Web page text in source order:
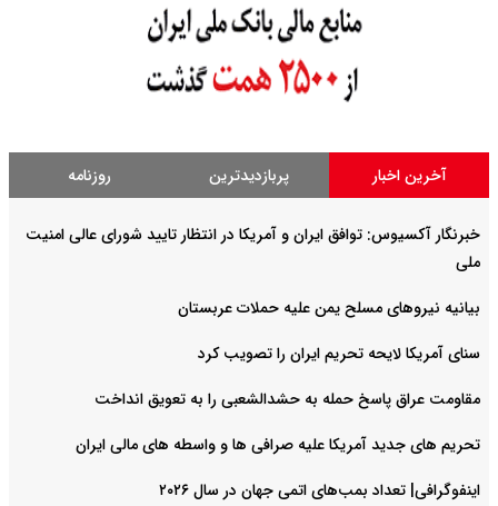
آخرین اخبار پربازدیدترین روزنامه
خبرنگار آکسیوس: توافق ایران و آمریکا در انتظار تایید شورای عالی امنیت
ملی
بیانیه نیروهای مسلح یمن علیه حملات عربستان
سنای آمریکا لایحه تحریم ایران را تصویب کرد
مقاومت عراق پاسخ حمله به حشدالشعبی را به تعویق انداخت
تحریم های جدید آمریکا علیه صرافی ها و واسطه های مالی ایران
اینفوگرافی| تعداد بمب‌های اتمی جهان در سال ۲۰۲۶